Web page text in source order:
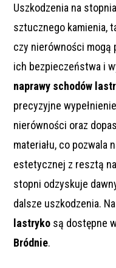
Uszkodzenia na
sztucznego kamienia,
czy nierówności mogą
ich bezpieczeństwa i
naprawy schodów
precyzyjne
nierówności oraz
materiału, co pozwala
estetycznej z resztą
stopni odzyskuje
dalsze uszkodzenia.
lastryko są dostępne
Bródnie.